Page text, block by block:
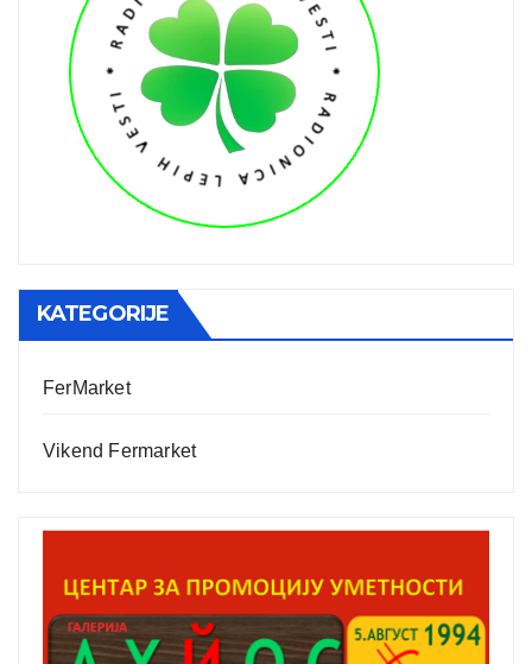
KATEGORIJE
FerMarket
Vikend Fermarket